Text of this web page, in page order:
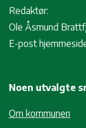
Redaktør:
Ole Åsmund
E-post
Noen utvalgte
Om kommunen